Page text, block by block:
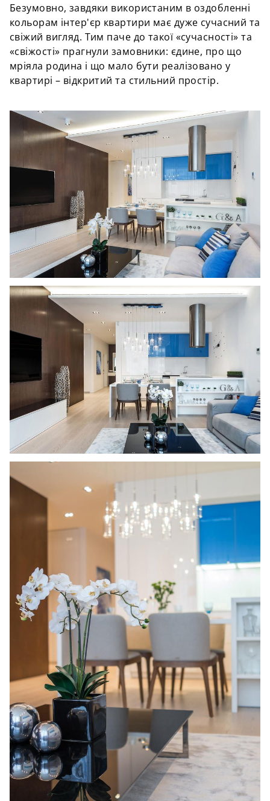
Безумовно, завдяки використаним в оздобленні
кольорам інтер'єр квартири має дуже сучасний та
свіжий вигляд. Тим паче до такої «сучасності» та
«свіжості» прагнули замовники: єдине, про що
мріяла родина і що мало бути реалізовано у
квартирі – відкритий та стильний простір.